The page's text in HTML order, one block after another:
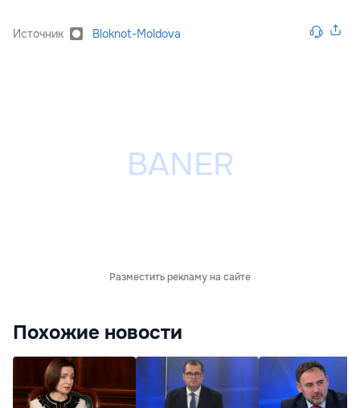
Источник Bloknot-Moldova
Разместить рекламу на сайте
Похожие новости